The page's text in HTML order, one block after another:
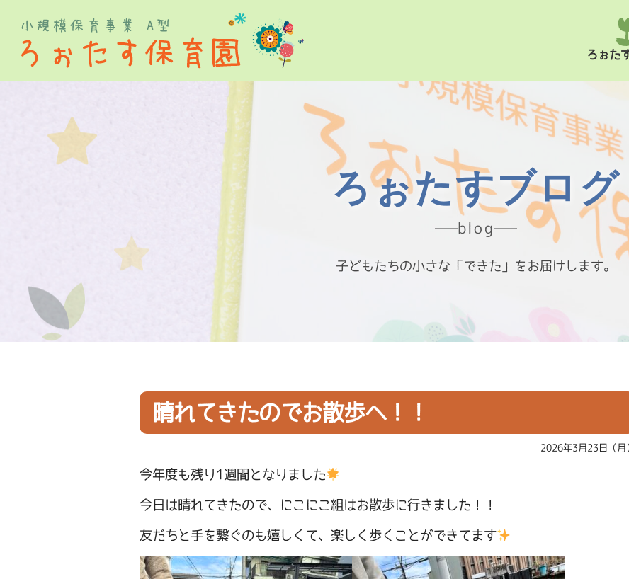
ろぉた
ろぉたすブログ
blog
子どもたちの小さな「できた」をお届けします。
晴れてきたのでお散歩へ！！
2026年3月23日（月
今年度も残り1週間となりました
今日は晴れてきたので、にこにこ組はお散歩に行きました！！
友だちと手を繋ぐのも嬉しくて、楽しく歩くことができてます